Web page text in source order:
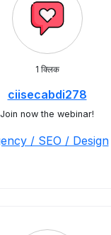
1 क्लिक
ciisecabdi278
Join now the webinar!
/ SEO / Design